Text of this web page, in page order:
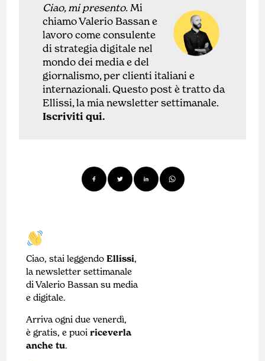
Ciao, stai leggendoEllissi,
la newsletter settimanale
di Valerio Bassan su media
e digitale.
Arriva ogni due venerdì,
è gratis, e puoiriceverla
anche tu.
Ciao, mi presento.Mi
chiamo Valerio Bassan e
lavoro comeconsulente
distrategia digitale nel
mondo dei media e del
giornalismo, per clienti italiani e
internazionali.Questo post è tratto da
Ellissi, la mia newsletter settimanale.
Iscriviti qui.